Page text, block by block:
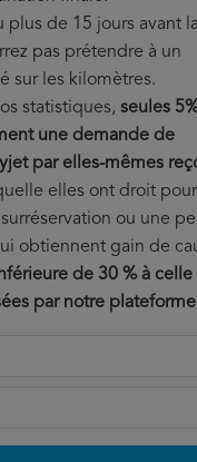
plus de 15 jours avant
pas prétendre à un
sur les kilomètres.
statistiques, seules
une demande de
par elles-mêmes
elles ont droit
ou une
obtiennent gain de
de 30 % à celle
par notre plateforme